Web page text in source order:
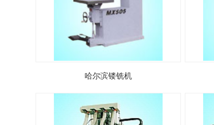
哈尔滨镂铣机